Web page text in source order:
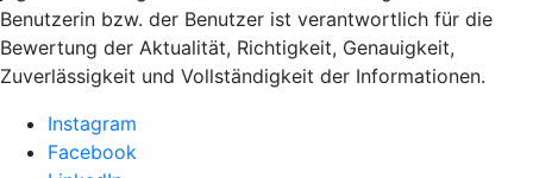
Benutzerin bzw. der Benutzer ist verantwortlich für die
Bewertung der Aktualität, Richtigkeit, Genauigkeit,
Zuverlässigkeit und Vollständigkeit der Informationen.
Instagram
Facebook